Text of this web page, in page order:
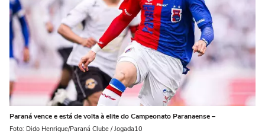
Paraná vence e está de volta à elite do Campeonato Paranaense –
Foto: Dido Henrique/Paraná Clube / Jogada10